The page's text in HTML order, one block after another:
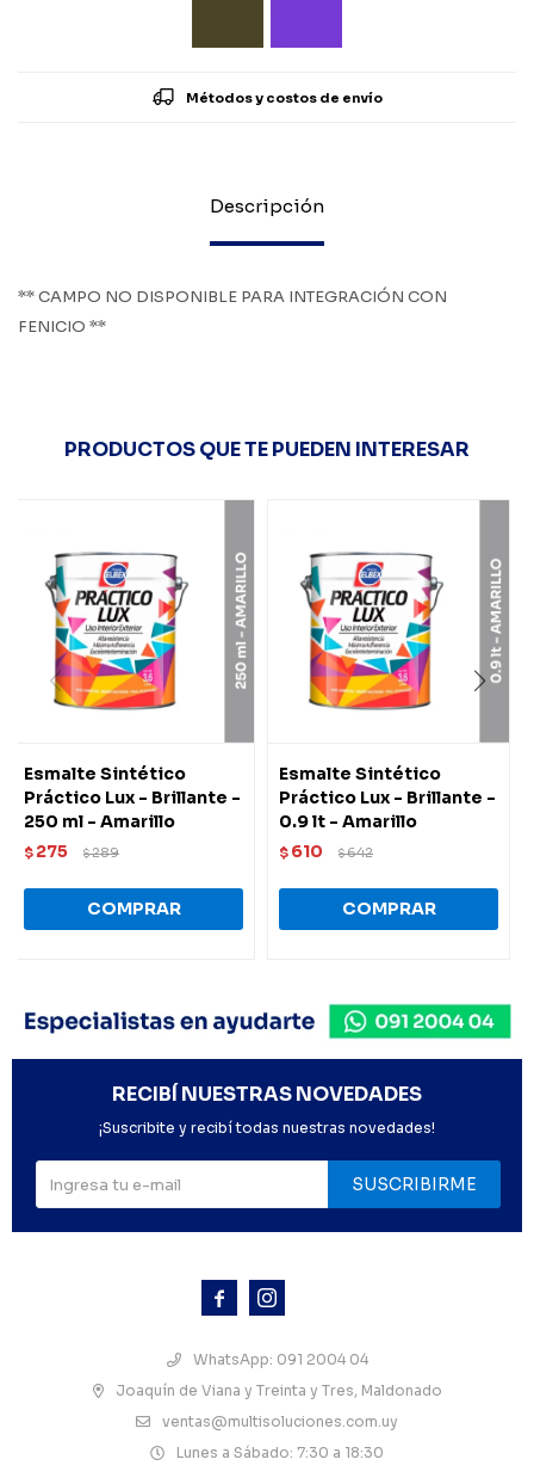
Métodos y costos de envío
Descripción
** CAMPO NO DISPONIBLE PARA INTEGRACIÓN CON
FENICIO **
PRODUCTOS QUE TE PUEDEN INTERESAR
Esmalte Sintético
Práctico Lux - Brillante -
250 ml - Amarillo
$ 275 $289
Esmalte Sintético
Práctico Lux - Brillante -
0.9 lt - Amarillo
$ 610 $642
 
WhatsApp: 091 2004 04
Joaquín de Viana y Treinta y Tres, Maldonado
ventas@multisoluciones.com.uy
Lunes a Sábado: 7:30 a 18:30
RECIBÍ NUESTRAS NOVEDADES
¡Suscribite y recibí todas nuestras novedades!
SUSCRIBIRME